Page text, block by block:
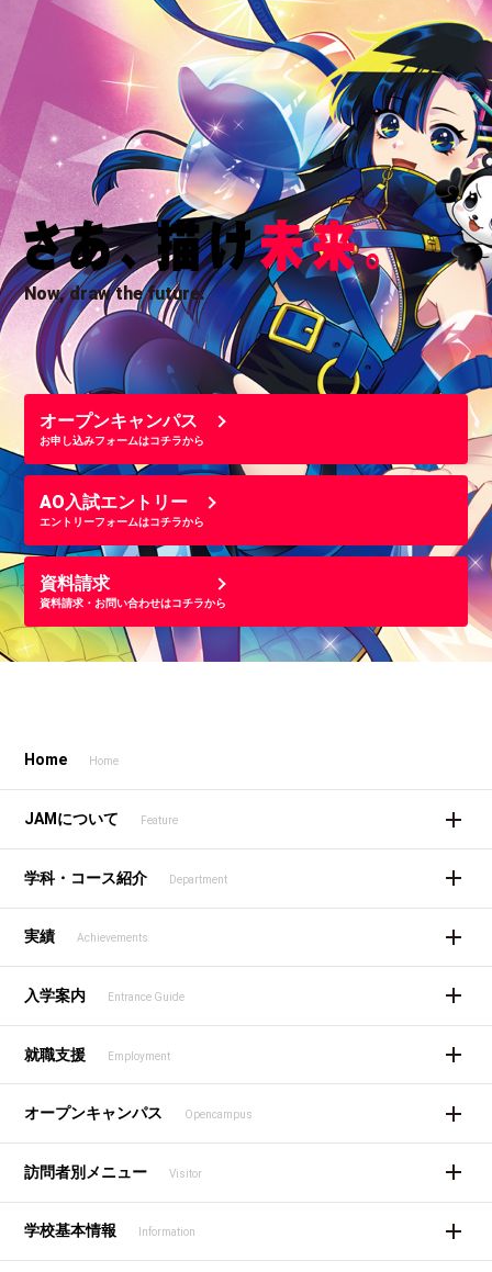
Now, draw the future.
オープンキャンパス
お申し込みフォームはコチラから
AO入試エントリー
エントリーフォームはコチラから
資料請求
資料請求・お問い合わせはコチラから
Home Home
JAMについて Feature
学科・コース紹介 Department
実績 Achievements
入学案内 Entrance Guide
就職支援 Employment
オープンキャンパス Opencampus
訪問者別メニュー Visitor
学校基本情報 Information